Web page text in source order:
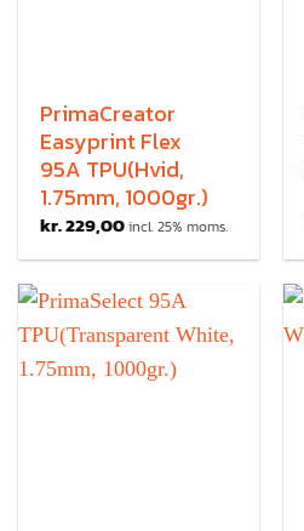
PrimaCreator
Easyprint Flex
95A TPU(Hvid,
1.75mm, 1000gr.)
kr.229,00incl. 25% moms.